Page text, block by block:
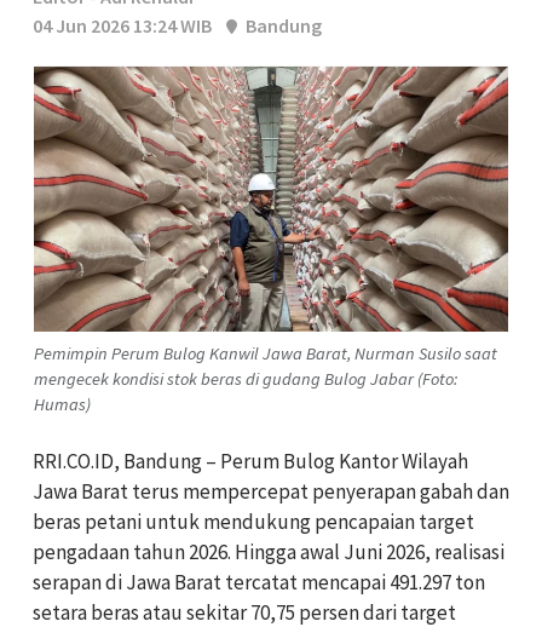
04 Jun 2026 13:24 WIB
Bandung
Pemimpin Perum Bulog Kanwil Jawa Barat, Nurman Susilo saat
mengecek kondisi stok beras di gudang Bulog Jabar (Foto:
Humas)
RRI.CO.ID, Bandung – Perum Bulog Kantor Wilayah
Jawa Barat terus mempercepat penyerapan gabah dan
beras petani untuk mendukung pencapaian target
pengadaan tahun 2026. Hingga awal Juni 2026, realisasi
serapan di Jawa Barat tercatat mencapai 491.297 ton
setara beras atau sekitar 70,75 persen dari target